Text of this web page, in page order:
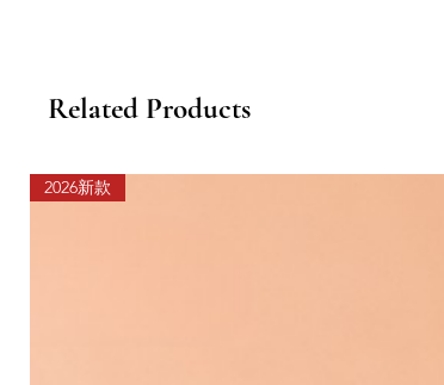
Related Products
2026新款